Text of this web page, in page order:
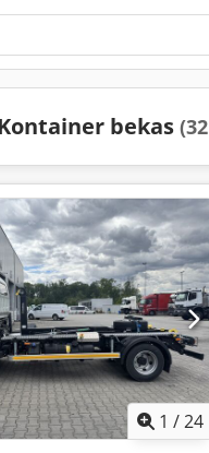
bekas
1 /24